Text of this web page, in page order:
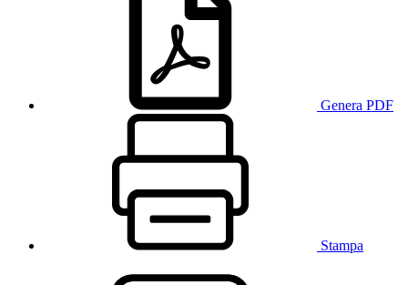
Genera PDF
Stampa